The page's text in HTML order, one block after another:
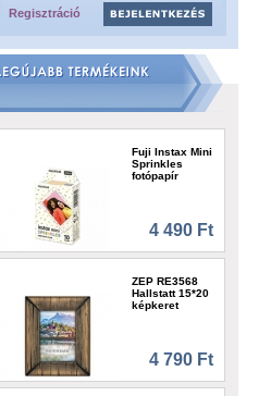
Regisztráció
Fuji Instax Mini
Sprinkles
fotópapír
4 490 Ft
ZEP RE3568
Hallstatt 15*20
képkeret
4 790 Ft